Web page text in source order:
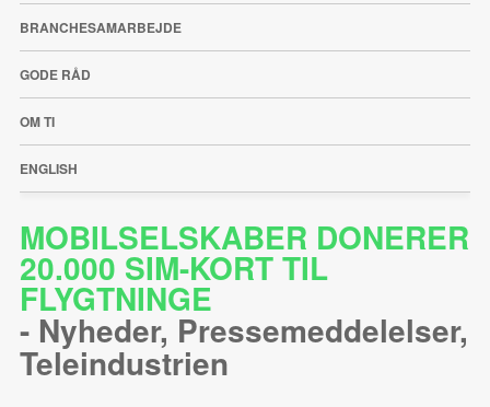
BRANCHESAMARBEJDE
GODE RÅD
OM TI
ENGLISH
MOBILSELSKABER DONERER
20.000 SIM-KORT TIL
FLYGTNINGE
- Nyheder, Pressemeddelelser,
Teleindustrien